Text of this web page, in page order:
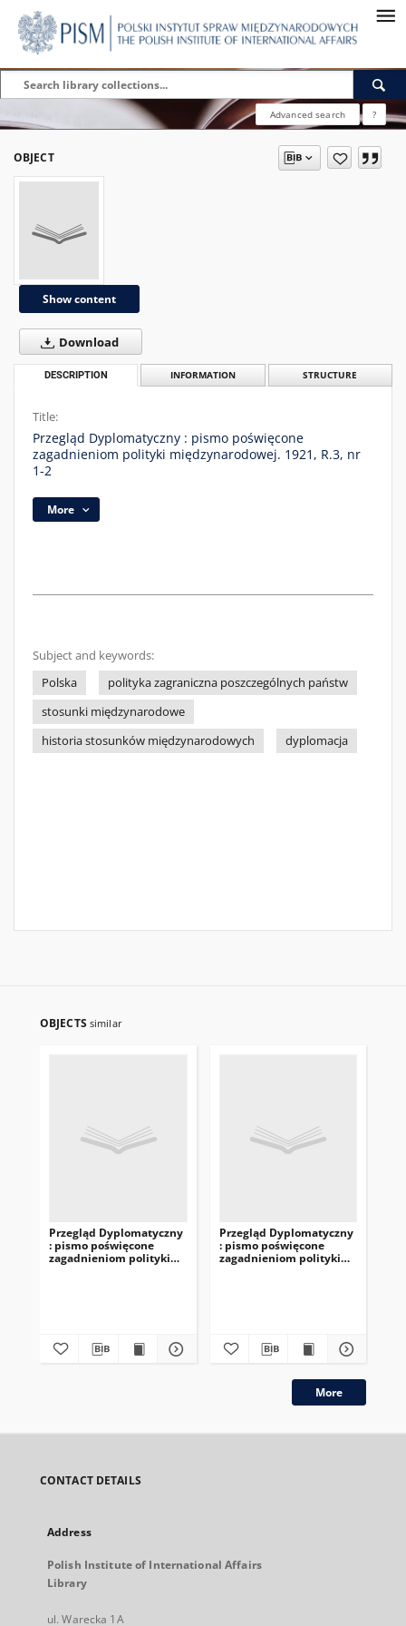
Advanced search ?
OBJECT
Show content
Download
DESCRIPTION INFORMATION STRUCTURE
Title:
Przegląd Dyplomatyczny : pismo poświęcone
zagadnieniom polityki międzynarodowej. 1921, R.3, nr
1-2
More
Subject and keywords:
Polska
polityka zagraniczna poszczególnych państw
stosunki międzynarodowe
historia stosunków międzynarodowych
dyplomacja
OBJECTS similar
Przegląd Dyplomatyczny
: pismo poświęcone
zagadnieniom polityki
Przegląd Dyplomatyczny
: pismo poświęcone
zagadnieniom polityki
More
CONTACT DETAILS
Address
Polish Institute of International Affairs
Library
ul. Warecka 1A